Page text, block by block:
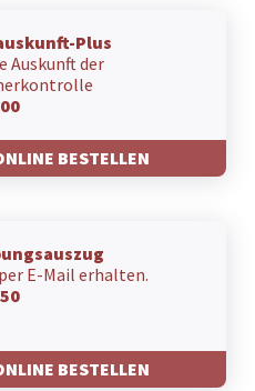
Plus
Auskunft der
BESTELLEN
E-Mail erhalten.
BESTELLEN